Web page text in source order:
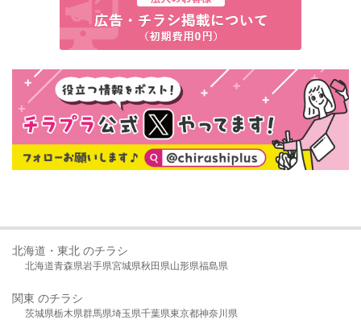
北海道・東北 のチラシ
北海道青森県岩手県宮城県秋田県山形県福島県
関東 のチラシ
茨城県栃木県群馬県埼玉県千葉県東京都神奈川県